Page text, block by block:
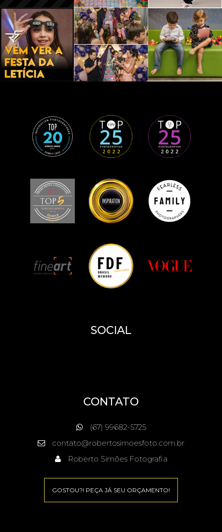
SOCIAL
CONTATO
(67) 99682-5725
contato@robertosimoesfoto.com.br
Roberto Simões Fotografia
GOSTOU?! PEÇA JÁ SEU ORÇAMENTO!